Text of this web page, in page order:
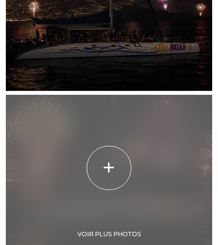
VOIR PLUS PHOTOS